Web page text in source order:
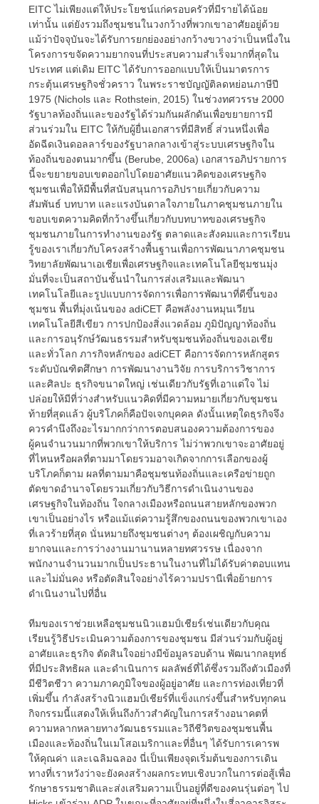
EITC ไม่เพียงแต่ให้ประโยชน์แก่ครอบครัวที่มีรายได้น้อย
เท่านั้น แต่ยังรวมถึงชุมชนในวงกว้างที่พวกเขาอาศัยอยู่ด้วย
แม้ว่าปัจจุบันจะได้รับการยกย่องอย่างกว้างขวางว่าเป็นหนึ่งใน
โครงการขจัดความยากจนที่ประสบความสำเร็จมากที่สุดใน
ประเทศ แต่เดิม EITC ได้รับการออกแบบให้เป็นมาตรการ
กระตุ้นเศรษฐกิจชั่วคราว ในพระราชบัญญัติลดหย่อนภาษีปี
1975 (Nichols และ Rothstein, 2015) ในช่วงทศวรรษ 2000
รัฐบาลท้องถิ่นและของรัฐได้ร่วมกันผลักดันเพื่อขยายการมี
ส่วนร่วมใน EITC ให้กับผู้ยื่นเอกสารที่มีสิทธิ์ ส่วนหนึ่งเพื่อ
อัดฉีดเงินดอลลาร์ของรัฐบาลกลางเข้าสู่ระบบเศรษฐกิจใน
ท้องถิ่นของตนมากขึ้น (Berube, 2006a) เอกสารอภิปรายการ
นี้จะขยายขอบเขตออกไปโดยอาศัยแนวคิดของเศรษฐกิจ
ชุมชนเพื่อให้มีพื้นที่สนับสนุนการอภิปรายเกี่ยวกับความ
สัมพันธ์ บทบาท และแรงบันดาลใจภายในภาคชุมชนภายใน
ขอบเขตความคิดที่กว้างขึ้นเกี่ยวกับบทบาทของเศรษฐกิจ
ชุมชนภายในการทำงานของรัฐ ตลาดและสังคมและการเรียน
รู้ของเราเกี่ยวกับโครงสร้างพื้นฐานเพื่อการพัฒนาภาคชุมชน
วิทยาลัยพัฒนาเอเชียเพื่อเศรษฐกิจและเทคโนโลยีชุมชนมุ่ง
มั่นที่จะเป็นสถาบันชั้นนำในการส่งเสริมและพัฒนา
เทคโนโลยีและรูปแบบการจัดการเพื่อการพัฒนาที่ดีขึ้นของ
ชุมชน พื้นที่มุ่งเน้นของ adiCET คือพลังงานหมุนเวียน
เทคโนโลยีสีเขียว การปกป้องสิ่งแวดล้อม ภูมิปัญญาท้องถิ่น
และการอนุรักษ์วัฒนธรรมสำหรับชุมชนท้องถิ่นของเอเชีย
และทั่วโลก ภารกิจหลักของ adiCET คือการจัดการหลักสูตร
ระดับบัณฑิตศึกษา การพัฒนางานวิจัย การบริการวิชาการ
และศิลปะ ธุรกิจขนาดใหญ่ เช่นเดียวกับรัฐที่เอาแต่ใจ ไม่
ปล่อยให้มีที่ว่างสำหรับแนวคิดที่มีความหมายเกี่ยวกับชุมชน
ท้ายที่สุดแล้ว ผู้บริโภคก็คือปัจเจกบุคคล ดังนั้นเหตุใดธุรกิจจึง
ควรคำนึงถึงอะไรมากกว่าการตอบสนองความต้องการของ
ผู้คนจำนวนมากที่พวกเขาให้บริการ ไม่ว่าพวกเขาจะอาศัยอยู่
ที่ไหนหรือผลที่ตามมาโดยรวมอาจเกิดจากการเลือกของผู้
บริโภคก็ตาม ผลที่ตามมาคือชุมชนท้องถิ่นและเครือข่ายถูก
ตัดขาดอำนาจโดยรวมเกี่ยวกับวิธีการดำเนินงานของ
เศรษฐกิจในท้องถิ่น ใจกลางเมืองหรือถนนสายหลักของพวก
เขาเป็นอย่างไร หรือแม้แต่ความรู้สึกของถนนของพวกเขาเอง
ที่เลวร้ายที่สุด นั่นหมายถึงชุมชนต่างๆ ต้องเผชิญกับความ
ยากจนและการว่างงานมานานหลายทศวรรษ เนื่องจาก
พนักงานจำนวนมากเป็นประธานในงานที่ไม่ได้รับค่าตอบแทน
และไม่มั่นคง หรือตัดสินใจอย่างไร้ความปรานีเพื่อย้ายการ
ดำเนินงานไปที่อื่น
ทีมของเราช่วยเหลือชุมชนนิวแฮมป์เชียร์เช่นเดียวกับคุณ
เรียนรู้วิธีประเมินความต้องการของชุมชน มีส่วนร่วมกับผู้อยู่
อาศัยและธุรกิจ ตัดสินใจอย่างมีข้อมูลรอบด้าน พัฒนากลยุทธ์
ที่มีประสิทธิผล และดำเนินการ ผลลัพธ์ที่ได้ซึ่งรวมถึงตัวเมืองที่
มีชีวิตชีวา ความภาคภูมิใจของผู้อยู่อาศัย และการท่องเที่ยวที่
เพิ่มขึ้น กำลังสร้างนิวแฮมป์เชียร์ที่แข็งแกร่งขึ้นสำหรับทุกคน
กิจกรรมนี้แสดงให้เห็นถึงก้าวสำคัญในการสร้างอนาคตที่
ความหลากหลายทางวัฒนธรรมและวิถีชีวิตของชุมชนพื้น
เมืองและท้องถิ่นในเมโสอเมริกาและที่อื่นๆ ได้รับการเคารพ
ให้คุณค่า และเฉลิมฉลอง นี่เป็นเพียงจุดเริ่มต้นของการเดิน
ทางที่เราหวังว่าจะยังคงสร้างผลกระทบเชิงบวกในการต่อสู้เพื่อ
รักษาธรรมชาติและส่งเสริมความเป็นอยู่ที่ดีของคนรุ่นต่อๆ ไป